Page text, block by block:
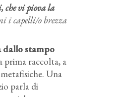
che vi piova la
capelli/o brezza
dallo stampo
prima raccolta, a
Una
parla di